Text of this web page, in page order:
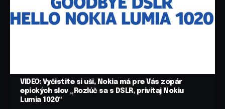
VIDEO: Vyčistite si uši, Nokia má pre Vás zopár
epických slov „Rozlúč sa s DSLR, privítaj Nokiu
Lumia 1020“